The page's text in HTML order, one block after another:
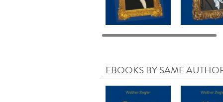
EBOOKS BY SAME